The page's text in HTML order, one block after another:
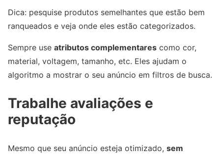
Dica: pesquise produtos semelhantes que estão bem
ranqueados e veja onde eles estão categorizados.
Sempre use atributos complementares como cor,
material, voltagem, tamanho, etc. Eles ajudam o
algoritmo a mostrar o seu anúncio em filtros de busca.
Trabalhe avaliações e
reputação
Mesmo que seu anúncio esteja otimizado, sem